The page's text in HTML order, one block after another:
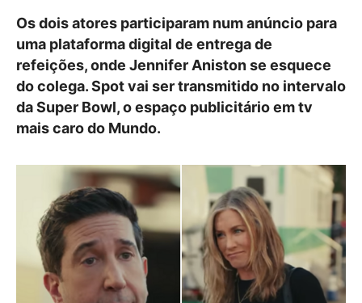
Os dois atores participaram num anúncio para
uma plataforma digital de entrega de
refeições, onde Jennifer Aniston se esquece
do colega. Spot vai ser transmitido no intervalo
da Super Bowl, o espaço publicitário em tv
mais caro do Mundo.